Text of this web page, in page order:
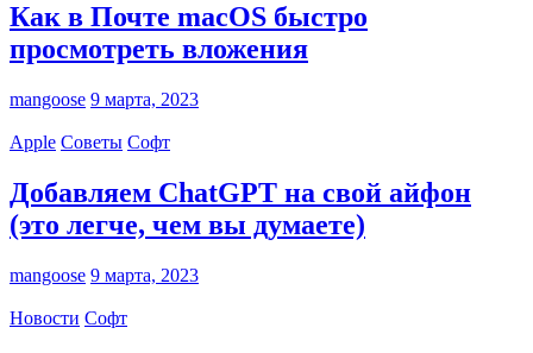
Как в Почте macOS быстро
просмотреть вложения
mangoose 9 марта, 2023
Apple Советы Софт
Добавляем ChatGPT на свой айфон
(это легче, чем вы думаете)
mangoose 9 марта, 2023
Новости Софт